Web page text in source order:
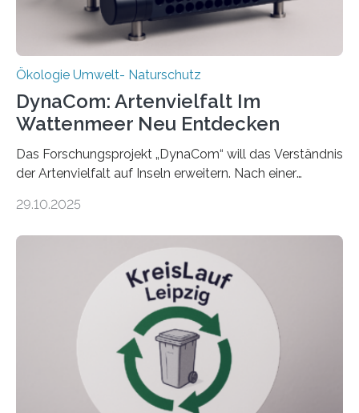
Ökologie Umwelt- Naturschutz
DynaCom: Artenvielfalt Im
Wattenmeer Neu Entdecken
Das Forschungsprojekt „DynaCom“ will das Verständnis
der Artenvielfalt auf Inseln erweitern. Nach einer
Beobachtungen im Wattenmeer ist nun eine große
Oldenburg befassen sich insbesondere damit, wie ein
Ökosystem gedeiht – und wie sich dieser Prozess
verlässlich prognostizieren lässt. Grünes Licht für
„DynaCom“: Die Deutsche Forschungsgemeinschaft
(DFG) fördert das Anfang 2019 gestartete
Forschungsprojekt an der Universität Oldenburg für
zwei weitere Jahre mit rund 1,2 Millionen Euro. „Wir
freuen uns sehr über…
29.10.2025